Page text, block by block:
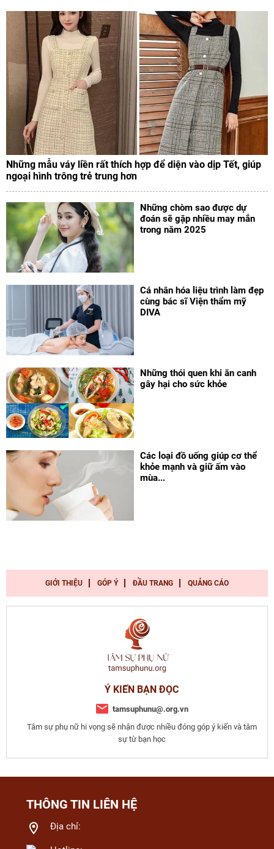
Những mẫu váy liền rất thích hợp để diện vào dịp Tết, giúp
ngoại hình trông trẻ trung hơn
Những chòm sao được dự
đoán sẽ gặp nhiều may mắn
trong năm 2025
Cá nhân hóa liệu trình làm đẹp
cùng bác sĩ Viện thẩm mỹ
DIVA
Những thói quen khi ăn canh
gây hại cho sức khỏe
Các loại đồ uống giúp cơ thể
khỏe mạnh và giữ ấm vào
mùa...
GIỚI THIỆU GÓP Ý ĐẦU TRANG QUẢNG CÁO
Ý KIẾN BẠN ĐỌC
tamsuphunu@.org.vn
Tâm sự phụ nữ hi vọng sẽ nhận được nhiều đóng góp ý kiến và tâm
sự từ bạn học
THÔNG TIN LIÊN HỆ
Địa chỉ: